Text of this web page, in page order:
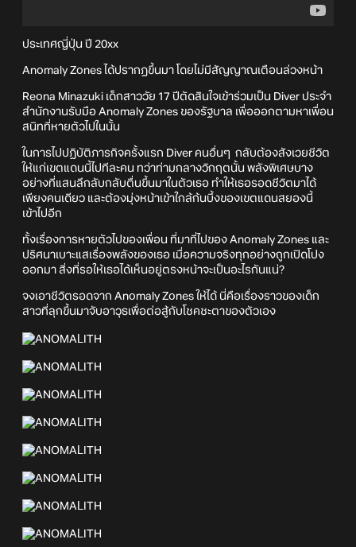
ประเทศญี่ปุ่น ปี 20xx
Anomaly Zones ได้ปรากฏขึ้นมา โดยไม่มีสัญญาณเตือนล่วงหน้า
Reona Minazuki เด็กสาววัย 17 ปีตัดสินใจเข้าร่วมเป็น Diver ประจำ
สำนักงานรับมือ Anomaly Zones ของรัฐบาล เพื่อออกตามหาเพื่อน
สนิทที่หายตัวไปในนั้น
ในการไปปฏิบัติภารกิจครั้งแรก Diver คนอื่นๆ กลับต้องสังเวยชีวิต
ให้แก่เขตแดนนี้ไปทีละคน ทว่าท่ามกลางวิกฤตนั้น พลังพิเศษบาง
อย่างที่แสนลึกลับกลับตื่นขึ้นมาในตัวเธอ ทำให้เธอรอดชีวิตมาได้
เพียงคนเดียว และต้องมุ่งหน้าเข้าใกล้ก้นบึ้งของเขตแดนสยองนี้
เข้าไปอีก
ทั้งเรื่องการหายตัวไปของเพื่อน ที่มาที่ไปของ Anomaly Zones และ
ปริศนาเบาะแสเรื่องพลังของเธอ เมื่อความจริงทุกอย่างถูกเปิดโปง
ออกมา สิ่งที่รอให้เธอได้เห็นอยู่ตรงหน้าจะเป็นอะไรกันแน่?
จงเอาชีวิตรอดจาก Anomaly Zones ให้ได้ นี่คือเรื่องราวของเด็ก
สาวที่ลุกขึ้นมาจับอาวุธเพื่อต่อสู้กับโชคชะตาของตัวเอง